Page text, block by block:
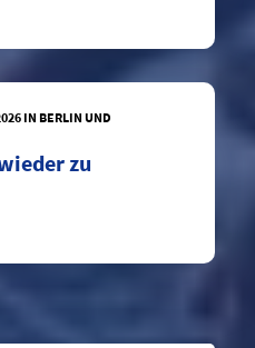
IN BERLIN UND
zu